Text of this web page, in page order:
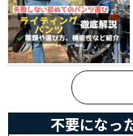
不要になっ